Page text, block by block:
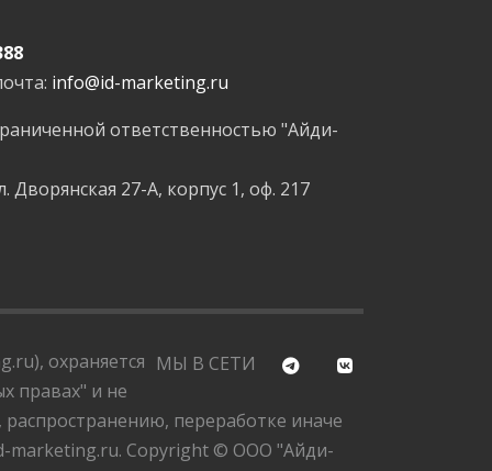
info@id-marketing.ru
ответственностью "Айди-
Дворянская 27-А, корпус 1, оф. 217
МЫ В СЕТИ
охраняется
правах" и не
переработке иначе
marketing.ru. Copyright © ООО "Айди-